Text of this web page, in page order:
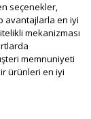
seçenekler,
avantajlarla en iyi
mekanizması
memnuniyeti
ürünleri en iyi